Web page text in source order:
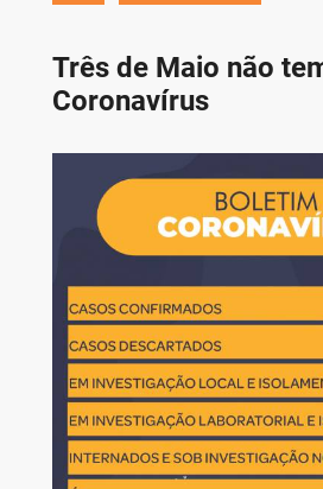
Três de Maio não
Coronavírus